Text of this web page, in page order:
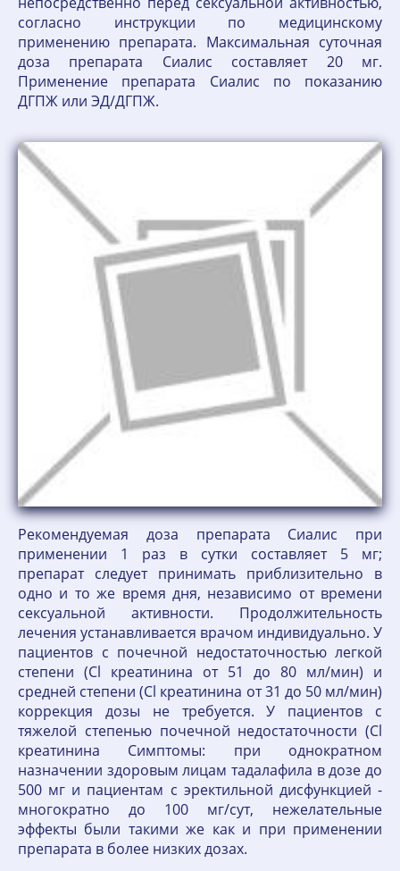
согласно инструкции по медицинскому
применению препарата. Максимальная суточная
доза препарата Сиалис составляет 20 мг.
Применение препарата Сиалис по показанию
ДГПЖ или ЭД/ДГПЖ.
Рекомендуемая доза препарата Сиалис при
применении 1 раз в сутки составляет 5 мг;
препарат следует принимать приблизительно в
одно и то же время дня, независимо от времени
сексуальной активности. Продолжительность
лечения устанавливается врачом индивидуально. У
пациентов с почечной недостаточностью легкой
степени (Cl креатинина от 51 до 80 мл/мин) и
средней степени (Cl креатинина от 31 до 50 мл/мин)
коррекция дозы не требуется. У пациентов с
тяжелой степенью почечной недостаточности (Cl
креатинина Симптомы: при однократном
назначении здоровым лицам тадалафила в дозе до
500 мг и пациентам с эректильной дисфункцией -
многократно до 100 мг/сут, нежелательные
эффекты были такими же как и при применении
препарата в более низких дозах.